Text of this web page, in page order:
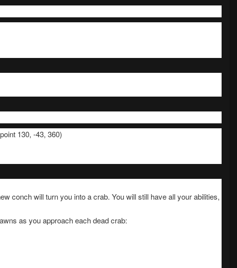
130, -43, 360)
conch will turn you into a crab. You will still have all your abilities,
as you approach each dead crab: